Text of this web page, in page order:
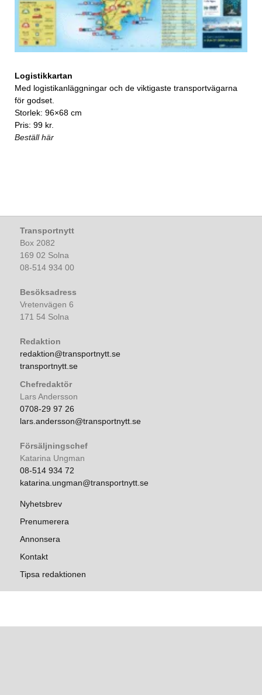
Logistikkartan
Med logistikanläggningar och de viktigaste transportvägarna
för godset.
Storlek: 96×68 cm
Pris: 99 kr.
Beställ här
Transportnytt
Box 2082
169 02 Solna
08-514 934 00
Besöksadress
Vretenvägen 6
171 54 Solna
Redaktion
redaktion@transportnytt.se
transportnytt.se
Chefredaktör
Lars Andersson
0708-29 97 26
lars.andersson@transportnytt.se
Försäljningschef
Katarina Ungman
08-514 934 72
katarina.ungman@transportnytt.se
Nyhetsbrev
Prenumerera
Annonsera
Kontakt
Tipsa redaktionen